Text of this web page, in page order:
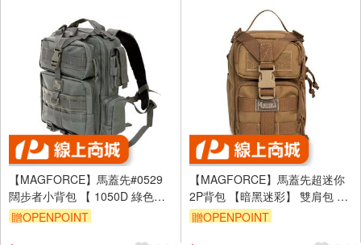
【MAGFORCE】馬蓋先#0529
闊步者小背包 【 1050D 綠色】
軍規背包 後背包 戰術背包 登山
贈OPENPOINT
【MAGFORCE】馬蓋先超迷你
2P背包 【暗黑迷彩】 雙肩包 戰
術背包 小背包 台灣製
贈OPENPOINT